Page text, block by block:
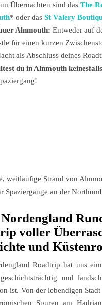
Übernachten sind das The
* oder das St Valery
Alnmouth: Entweder auf
für einen kurzen
als Abschluss deines
du in Alnmouth
weitläufige Strand von
Spaziergänge an der
voller
und
Roadtrip hat uns
und
ist. Von der lebendigen Stadt
Spuren am